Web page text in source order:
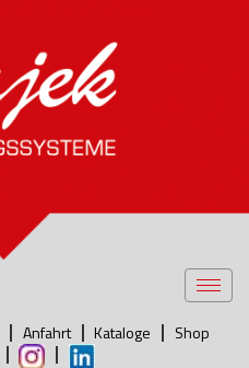
Anfahrt Kataloge
Shop